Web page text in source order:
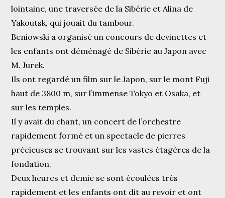
lointaine, une traversée de la Sibérie et Alina de
Yakoutsk, qui jouait du tambour.
Beniowski a organisé un concours de devinettes et
les enfants ont déménagé de Sibérie au Japon avec
M. Jurek.
Ils ont regardé un film sur le Japon, sur le mont Fuji
haut de 3800 m, sur l’immense Tokyo et Osaka, et
sur les temples.
Il y avait du chant, un concert de l’orchestre
rapidement formé et un spectacle de pierres
précieuses se trouvant sur les vastes étagères de la
fondation.
Deux heures et demie se sont écoulées très
rapidement et les enfants ont dit au revoir et ont